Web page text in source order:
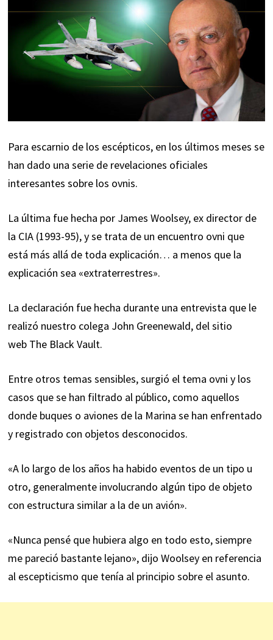
Para escarnio de los escépticos, en los últimos meses se
han dado una serie de revelaciones oficiales
interesantes sobre los ovnis.
La última fue hecha por James Woolsey, ex director de
la CIA (1993-95), y se trata de un encuentro ovni que
está más allá de toda explicación… a menos que la
explicación sea «extraterrestres».
La declaración fue hecha durante una entrevista que le
realizó nuestro colega John Greenewald, del sitio
web The Black Vault.
Entre otros temas sensibles, surgió el tema ovni y los
casos que se han filtrado al público, como aquellos
donde buques o aviones de la Marina se han enfrentado
y registrado con objetos desconocidos.
«A lo largo de los años ha habido eventos de un tipo u
otro, generalmente involucrando algún tipo de objeto
con estructura similar a la de un avión».
«Nunca pensé que hubiera algo en todo esto, siempre
me pareció bastante lejano», dijo Woolsey en referencia
al escepticismo que tenía al principio sobre el asunto.